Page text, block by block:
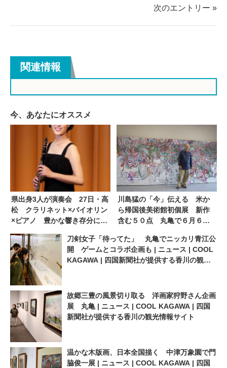
次のエントリー »
関連情報
今、あなたにオススメ
県出身3人が演奏会 27日・高
松 クラリネット×バイオリン
×ピアノ 豊かな響き存分に |
四国新聞社が提供する香川の
観光情報サイト
川島猛の「今」伝える 米か
ら帰国後美術館初個展 新作
含む５０点 丸亀で６月６日
KAGAWA | 四国新聞社が提供
する香川の観光情報サイト
刀剣女子「待ってた」 丸亀でニッカリ青江公
開 ゲームとコラボ企画も | ニュース | COOL
KAGAWA | 四国新聞社が提供する香川の観光
故郷三豊の風景切り取る 洋画家狩野さん企画
展 丸亀 | ニュース | COOL KAGAWA | 四国
新聞社が提供する香川の観光情報サイト
温かな木版画、日本全国描く 中津万象園で門
脇俊一展 | ニュース | COOL KAGAWA | 四国